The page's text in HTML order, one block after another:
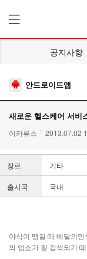
공지사항
안드로이드앱
새로운 헬스케어 서비
이카류스 2013.07.02
장르 기타
출시국 국내
야식이 땡길 때 배달의
의 업소가 잘 검색되기